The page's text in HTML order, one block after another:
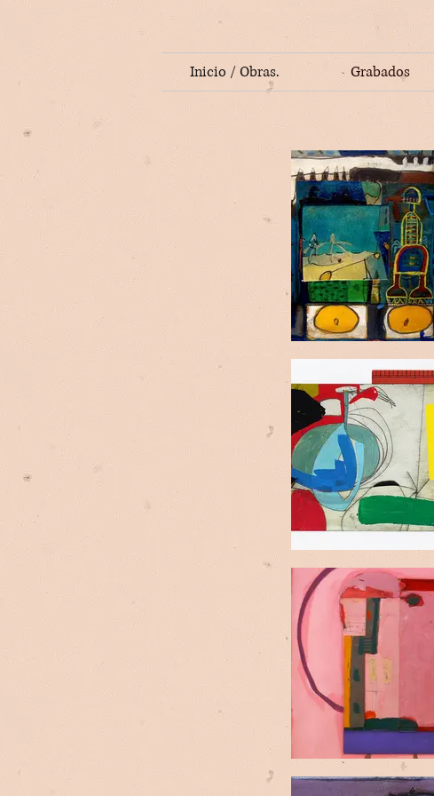
Inicio / Obras. Grabados